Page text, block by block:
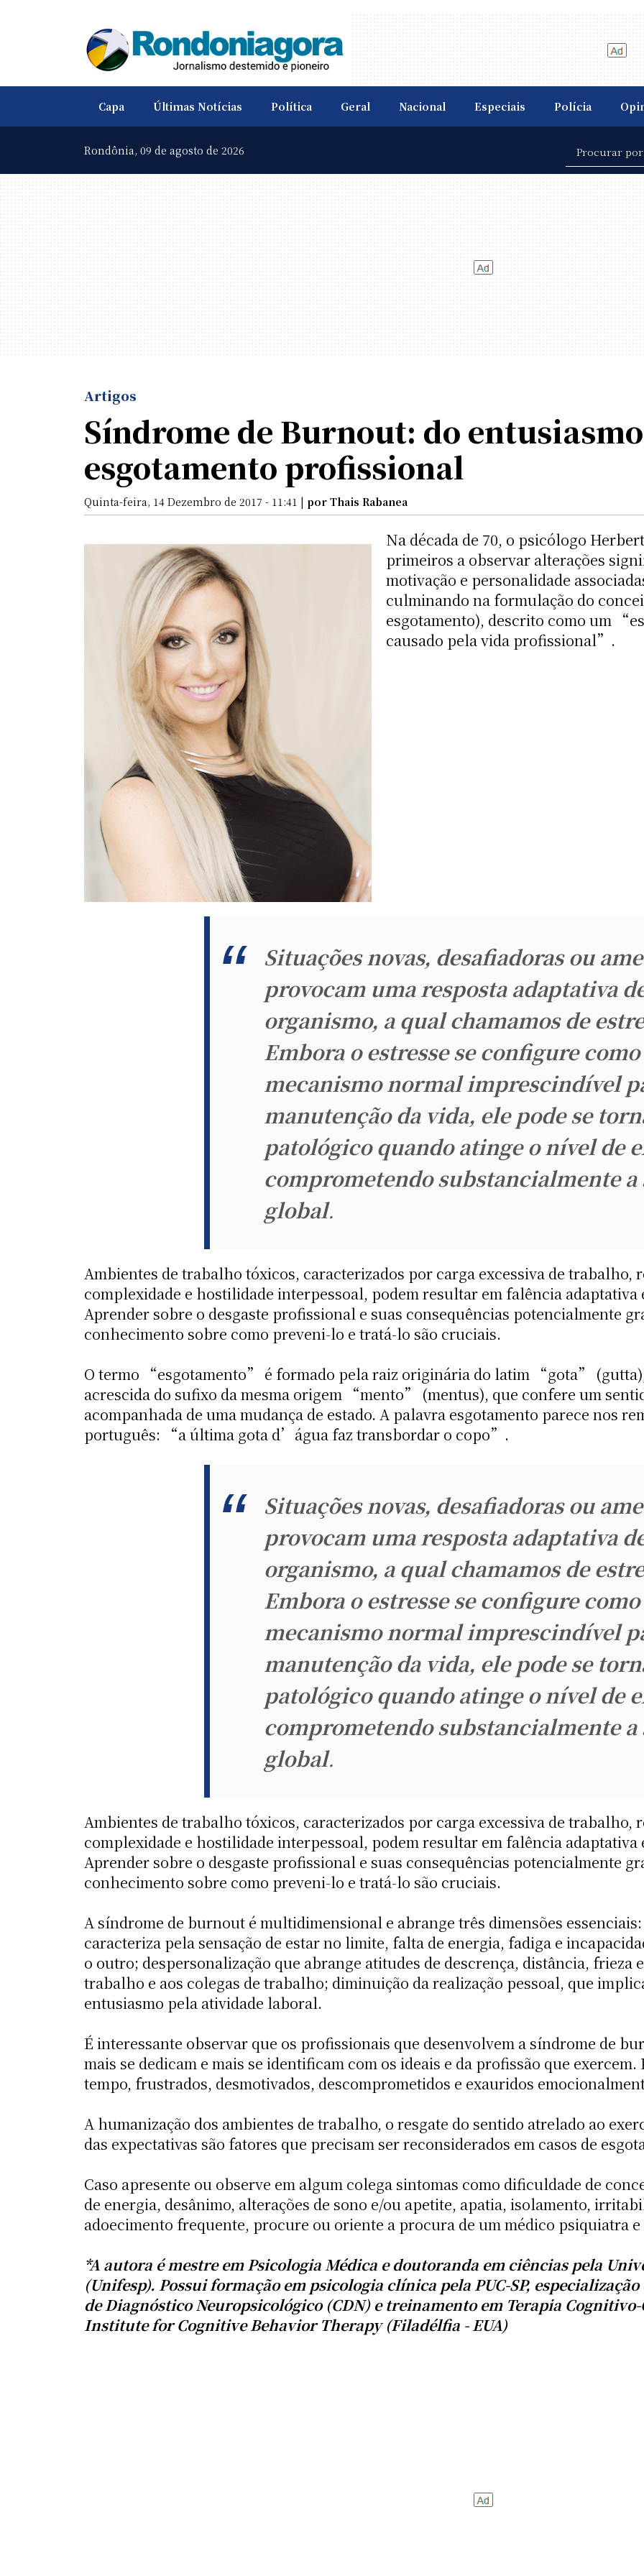
Capa Últimas Notícias Política Geral Nacional Especiais Polícia
Rondônia, 09 de agosto de 2026
Artigos
Síndrome de Burnout: do
esgotamento profissional
Quinta-feira, 14 Dezembro de 2017 - 11:41 | por Thais Rabanea
Na década de 70, o psicólogo
primeiros a observar alterações
motivação e personalidade
culminando na formulação do
esgotamento), descrito como um
causado pela vida profissional”.
Situações novas, desafiadoras ou
provocam uma resposta adaptativa
organismo, a qual chamamos de
Embora o estresse se configure
mecanismo normal imprescindível
manutenção da vida, ele pode se
patológico quando atinge o nível de
comprometendo substancialmente a
global.
Ambientes de trabalho tóxicos, caracterizados por carga excessiva de trabalho,
complexidade e hostilidade interpessoal, podem resultar em falência adaptativa
Aprender sobre o desgaste profissional e suas consequências potencialmente
conhecimento sobre como preveni-lo e tratá-lo são cruciais.
O termo “esgotamento” é formado pela raiz originária do latim “gota”
acrescida do sufixo da mesma origem “mento” (mentus), que confere um
acompanhada de uma mudança de estado. A palavra esgotamento parece nos
português: “a última gota d’água faz transbordar o copo”.
Situações novas, desafiadoras ou
provocam uma resposta adaptativa
organismo, a qual chamamos de
Embora o estresse se configure
mecanismo normal imprescindível
manutenção da vida, ele pode se
patológico quando atinge o nível de
comprometendo substancialmente a
global.
Ambientes de trabalho tóxicos, caracterizados por carga excessiva de trabalho,
complexidade e hostilidade interpessoal, podem resultar em falência adaptativa
Aprender sobre o desgaste profissional e suas consequências potencialmente
conhecimento sobre como preveni-lo e tratá-lo são cruciais.
A síndrome de burnout é multidimensional e abrange três dimensões
caracteriza pela sensação de estar no limite, falta de energia, fadiga e
o outro; despersonalização que abrange atitudes de descrença, distância, frieza
trabalho e aos colegas de trabalho; diminuição da realização pessoal, que
entusiasmo pela atividade laboral.
É interessante observar que os profissionais que desenvolvem a síndrome de
mais se dedicam e mais se identificam com os ideais e da profissão que
tempo, frustrados, desmotivados, descomprometidos e exauridos
A humanização dos ambientes de trabalho, o resgate do sentido atrelado ao
das expectativas são fatores que precisam ser reconsiderados em casos de
Caso apresente ou observe em algum colega sintomas como dificuldade de
de energia, desânimo, alterações de sono e/ou apetite, apatia, isolamento,
adoecimento frequente, procure ou oriente a procura de um médico psiquiatra
*A autora é mestre em Psicologia Médica e doutoranda em ciências pela
(Unifesp). Possui formação em psicologia clínica pela PUC-SP,
de Diagnóstico Neuropsicológico (CDN) e treinamento em Terapia
Institute for Cognitive Behavior Therapy (Filadélfia - EUA)